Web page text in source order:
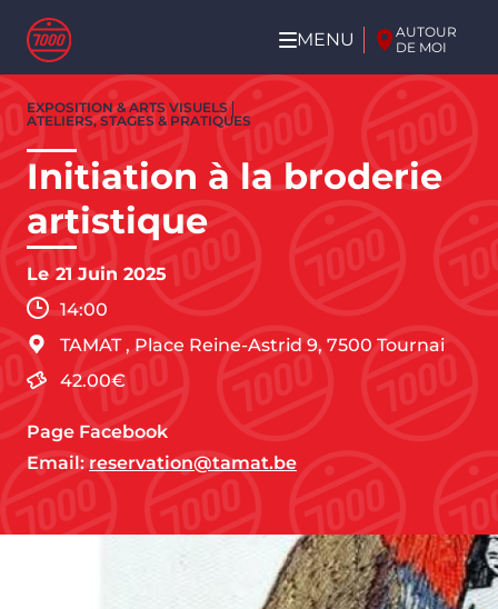
Aller au contenu principal
MENU
AUTOUR
DE MOI
principal
EXPOSITION & ARTS VISUELS
ATELIERS, STAGES & PRATIQUES
Initiation à la broderie
artistique
Le 21 Juin 2025
14:00
TAMAT, Place Reine-Astrid 9, 7500 Tournai
42.00€
Page Facebook
Email: reservation@tamat.be